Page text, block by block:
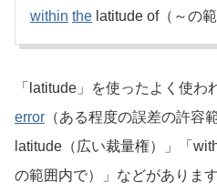
within the latitude of（～の範
「latitude」を使ったよく使
error （ある程度の誤差の許容
latitude（広い裁量権）」「
の範囲内で）」などがあります